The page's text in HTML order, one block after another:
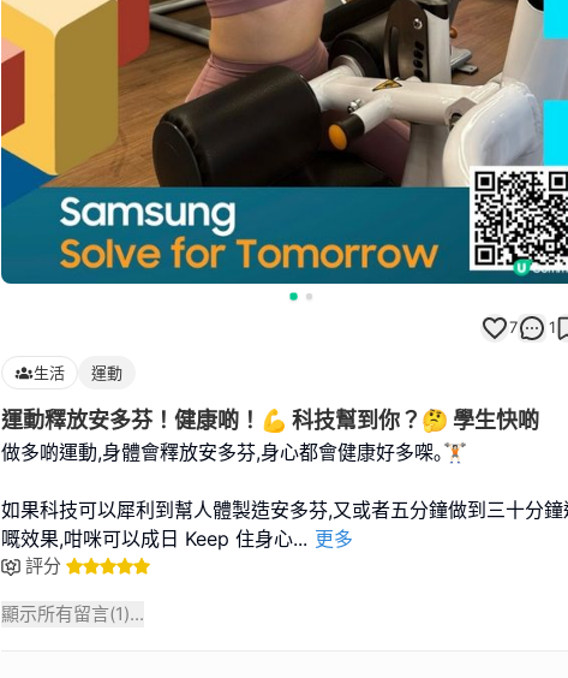
7 1
生活 運動
運動釋放安多芬！健康啲！💪 科技幫到你？🤔 學生快啲
做多啲運動,⾝體會釋放安多芬,⾝⼼都會健康好多㗎｡🏋🏻
如果科技可以犀利到幫⼈體製造安多芬,⼜或者五分鐘做到三十分鐘
嘅效果,咁咪可以成⽇ Keep 住⾝⼼... 更多
評分
顯示所有留言(1)...